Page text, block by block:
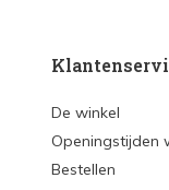
De winkel
Openingstijden
Bestellen